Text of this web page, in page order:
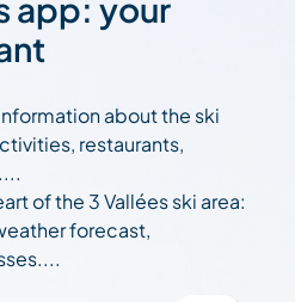
app: your
about the ski
restaurants,
of the 3 Vallées ski area:
forecast,